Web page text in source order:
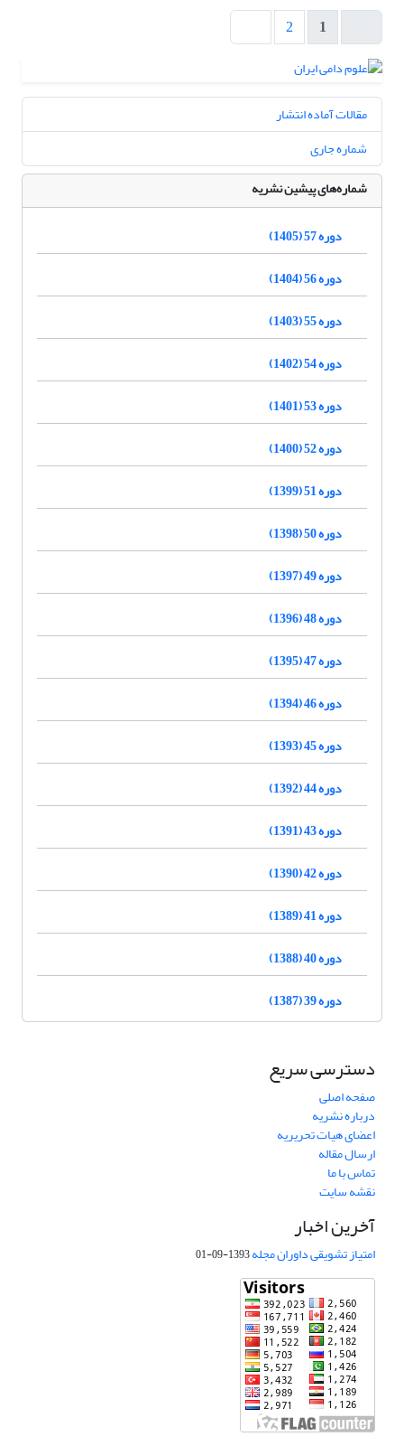
1
2
مقالات آماده انتشار
شماره جاری
شماره‌های پیشین نشریه
دوره 57 (1405)
دوره 56 (1404)
دوره 55 (1403)
دوره 54 (1402)
دوره 53 (1401)
دوره 52 (1400)
دوره 51 (1399)
دوره 50 (1398)
دوره 49 (1397)
دوره 48 (1396)
دوره 47 (1395)
دوره 46 (1394)
دوره 45 (1393)
دوره 44 (1392)
دوره 43 (1391)
دوره 42 (1390)
دوره 41 (1389)
دوره 40 (1388)
دوره 39 (1387)
دسترسی سریع
صفحه اصلی
درباره نشریه
اعضای هیات تحریریه
ارسال مقاله
تماس با ما
نقشه سایت
آخرین اخبار
امتیاز تشویقی داوران مجله1393-09-01